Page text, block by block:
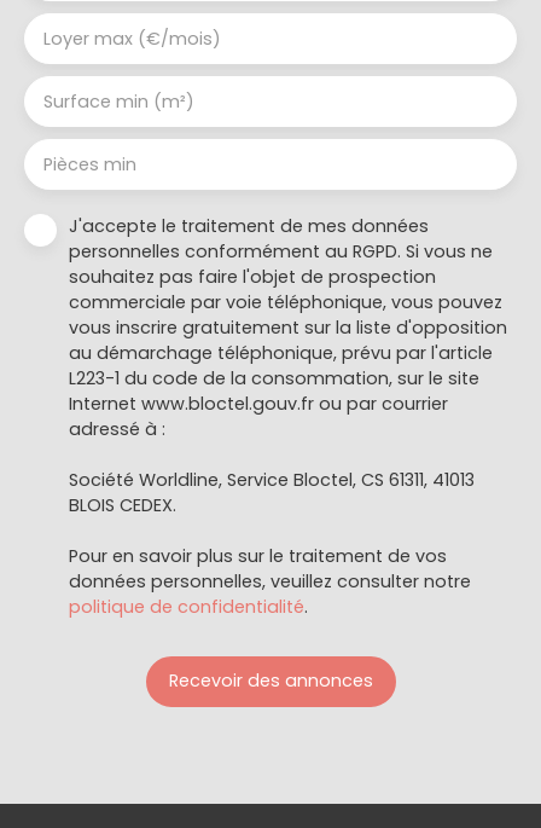
Loyer max (€/mois)
Surface min (m²)
Pièces min
J'accepte le traitement de mes données
personnelles conformément au RGPD. Si vous ne
souhaitez pas faire l'objet de prospection
commerciale par voie téléphonique, vous pouvez
vous inscrire gratuitement sur la liste d'opposition
au démarchage téléphonique, prévu par l'article
L223-1 du code de la consommation, sur le site
Internet www.bloctel.gouv.fr ou par courrier
adressé à :
Société Worldline, Service Bloctel, CS 61311, 41013
BLOIS CEDEX.
Pour en savoir plus sur le traitement de vos
données personnelles, veuillez consulter notre
politique de confidentialité.
Recevoir des annonces